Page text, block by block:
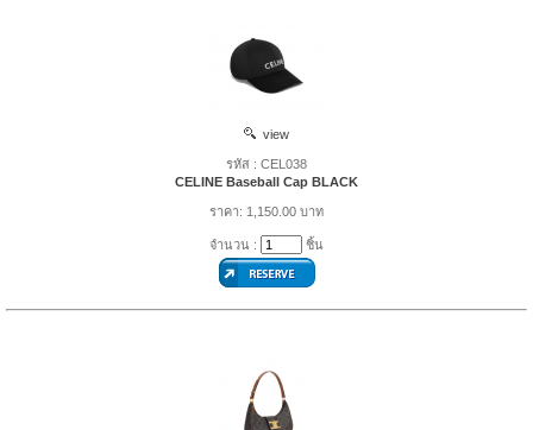
view
รหัส : CEL038
CELINE Baseball Cap BLACK
ราคา: 1,150.00 บาท
จำนวน : ชิ้น